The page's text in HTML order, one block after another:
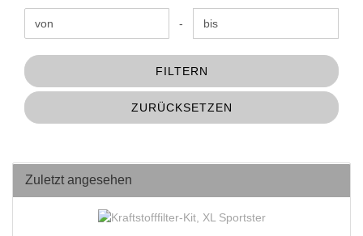
Preis bis -
FILTERN
ZURÜCKSETZEN
Zuletzt angesehen